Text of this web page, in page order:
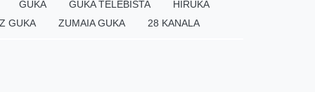
GUKA
GUKA TELEBISTA
HIRUKA
GUKA
ZUMAIA GUKA 28 KANALA